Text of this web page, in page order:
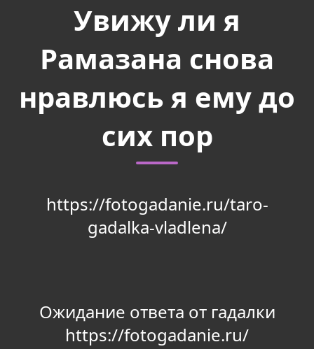
Увижу ли я
Рамазана снова
нравлюсь я ему до
сих пор
https://fotogadanie.ru/taro-
gadalka-vladlena/
Ожидание ответа от гадалки
https://fotogadanie.ru/